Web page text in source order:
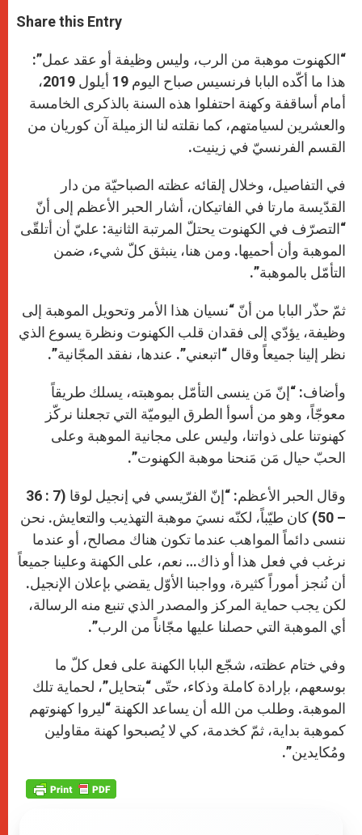
t
s
p
p
s
e
g
e
r
e
b
o
k
r
Share this Entry
“الكهنوت موهبة من الرب، وليس وظيفة أو عقد عمل”:
هذا ما أكّده البابا فرنسيس صباح اليوم 19 أيلول 2019،
أمام أساقفة وكهنة احتفلوا هذه السنة بالذكرى الخامسة
والعشرين لسيامتهم، كما نقلته لنا الزميلة آن كوريان من
القسم الفرنسيّ في زينيت.
في التفاصيل، وخلال إلقائه عظته الصباحيّة من دار
القدّيسة مارتا في الفاتيكان، أشار الحبر الأعظم إلى أنّ
“التصرّف في الكهنوت يحتلّ المرتبة الثانية: عليّ أن أتلقّى
الموهبة وأن أحميها. ومن هنا، ينبثق كلّ شيء، ضمن
التأمّل بالموهبة”.
ثمّ حذّر البابا من أنّ “نسيان هذا الأمر وتحويل الموهبة إلى
وظيفة، يؤدّي إلى فقدان قلب الكهنوت ونظرة يسوع الذي
نظر إلينا جميعاً وقال “اتبعني”. عندها، نفقد المجّانية”.
وأضاف: “إنّ مَن ينسى التأمّل بموهبته، يسلك طريقاً
معوجّاً، وهو من أسوأ الطرق اليوميّة التي تجعلنا نركّز
كهنوتنا على ذواتنا، وليس على مجانية الموهبة وعلى
الحبّ حيال مَن مَنحنا موهبة الكهنوت”.
وقال الحبر الأعظم: “إنّ الفرّيسي في إنجيل لوقا (7 : 36
– 50) كان طيّباً، لكنّه نسيَ موهبة التهذيب والتعايش. نحن
ننسى دائماً المواهب عندما تكون هناك مصالح، أو عندما
نرغب في فعل هذا أو ذاك… نعم، على الكهنة وعلينا جميعاً
أن نُنجز أموراً كثيرة، وواجبنا الأوّل يقضي بإعلان الإنجيل.
لكن يجب حماية المركز والمصدر الذي تنبع منه الرسالة،
أي الموهبة التي حصلنا عليها مجّاناً من الرب”.
وفي ختام عظته، شجّع البابا الكهنة على فعل كلّ ما
بوسعهم، بإرادة كاملة وذكاء، حتّى “بتحايل”، لحماية تلك
الموهبة. وطلب من الله أن يساعد الكهنة “ليروا كهنوتهم
كموهبة بداية، ثمّ كخدمة، كي لا يُصبحوا كهنة مقاولين
ومُكايدين”.